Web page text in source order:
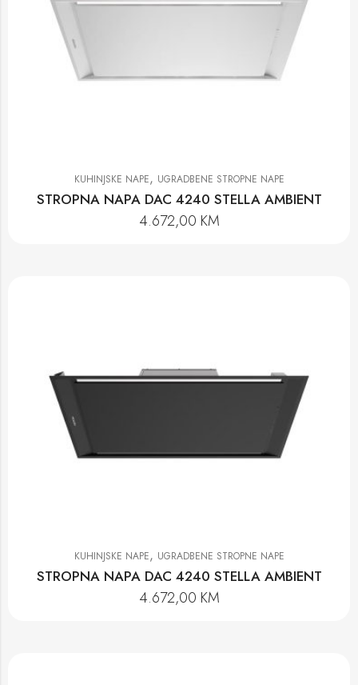
KUHINJSKE NAPE, UGRADBENE STROPNE NAPE
STROPNA NAPA DAC 4240 STELLA AMBIENT
4.672,00 KM
KUHINJSKE NAPE, UGRADBENE STROPNE NAPE
STROPNA NAPA DAC 4240 STELLA AMBIENT
4.672,00 KM